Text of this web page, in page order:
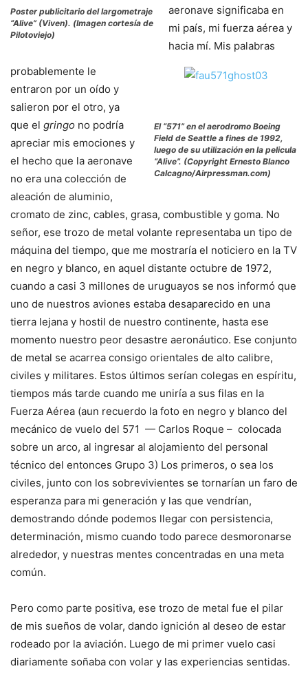
Poster publicitario del largometraje
“Alive” (Viven). (Imagen cortesía de
Pilotoviejo)
El “571” en el aerodromo Boeing
Field de Seattle a fines de 1992,
luego de su utilización en la pelicula
“Alive”. (Copyright Ernesto Blanco
Calcagno/Airpressman.com)
aeronave significaba en
mi país, mi fuerza aérea y
hacia mí. Mis palabras
probablemente le
entraron por un oído y
salieron por el otro, ya
que el gringo no podría
apreciar mis emociones y
el hecho que la aeronave
no era una colección de
aleación de aluminio,
cromato de zinc, cables, grasa, combustible y goma. No
señor, ese trozo de metal volante representaba un tipo de
máquina del tiempo, que me mostraría el noticiero en la TV
en negro y blanco, en aquel distante octubre de 1972,
cuando a casi 3 millones de uruguayos se nos informó que
uno de nuestros aviones estaba desaparecido en una
tierra lejana y hostil de nuestro continente, hasta ese
momento nuestro peor desastre aeronáutico. Ese conjunto
de metal se acarrea consigo orientales de alto calibre,
civiles y militares. Estos últimos serían colegas en espíritu,
tiempos más tarde cuando me uniría a sus filas en la
Fuerza Aérea (aun recuerdo la foto en negro y blanco del
mecánico de vuelo del 571 — Carlos Roque – colocada
sobre un arco, al ingresar al alojamiento del personal
técnico del entonces Grupo 3) Los primeros, o sea los
civiles, junto con los sobrevivientes se tornarían un faro de
esperanza para mi generación y las que vendrían,
demostrando dónde podemos llegar con persistencia,
determinación, mismo cuando todo parece desmoronarse
alrededor, y nuestras mentes concentradas en una meta
común.
Pero como parte positiva, ese trozo de metal fue el pilar
de mis sueños de volar, dando ignición al deseo de estar
rodeado por la aviación. Luego de mi primer vuelo casi
diariamente soñaba con volar y las experiencias sentidas.